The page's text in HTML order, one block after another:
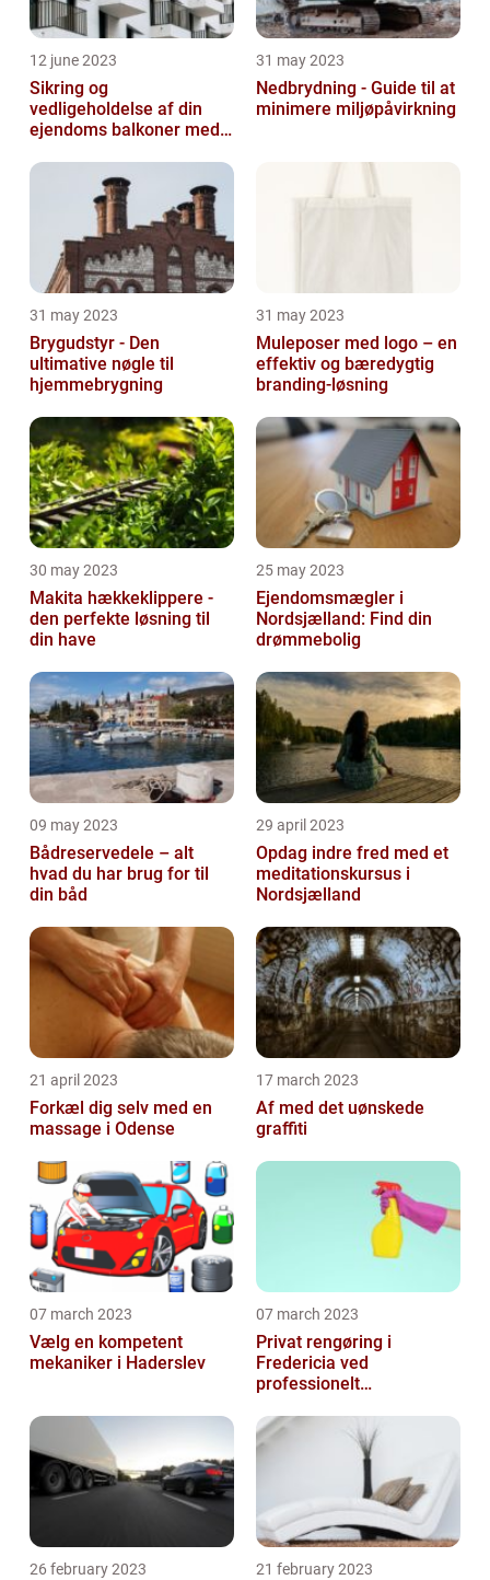
12 june 2023
Sikring og
vedligeholdelse af din
ejendoms balkoner med
31 may 2023
Nedbrydning - Guide til at
minimere miljøpåvirkning
31 may 2023
Brygudstyr - Den
ultimative nøgle til
hjemmebrygning
31 may 2023
Muleposer med logo – en
effektiv og bæredygtig
branding-løsning
30 may 2023
Makita hækkeklippere -
den perfekte løsning til
din have
25 may 2023
Ejendomsmægler i
Nordsjælland: Find din
drømmebolig
09 may 2023
Bådreservedele – alt
hvad du har brug for til
din båd
29 april 2023
Opdag indre fred med et
meditationskursus i
Nordsjælland
21 april 2023
Forkæl dig selv med en
massage i Odense
17 march 2023
Af med det uønskede
graffiti
07 march 2023
Vælg en kompetent
mekaniker i Haderslev
07 march 2023
Privat rengøring i
Fredericia ved
professionelt
26 february 2023 21 february 2023